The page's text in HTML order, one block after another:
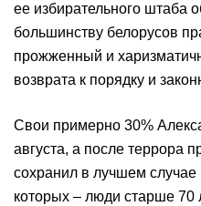
ее избирательного штаба
большинству белорусов
прожженный и
возврата к порядку и
Свои примерно 30%
августа, а после террора
сохранил в лучшем
которых – люди старше 70